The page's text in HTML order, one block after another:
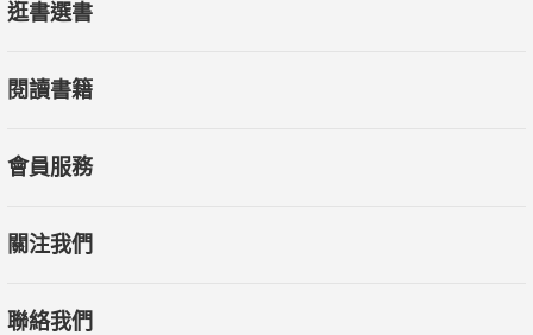
逛書選書
閱讀書籍
會員服務
關注我們
聯絡我們